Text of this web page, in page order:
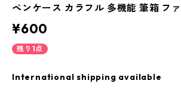
ペンケース カラフル 多機能 筆箱 フ
¥600
残り1点
International shipping available